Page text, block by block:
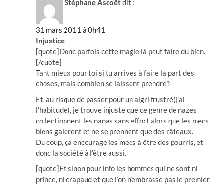
Stéphane Ascoëtdit :
31 mars 2011 à 0h41
Injustice
[quote]Donc parfois cette magie là peut faire du bien.
[/quote]
Tant mieux pour toi si tu arrives à faire la part des
choses, mais combien se laissent prendre?
Et, au risque de passer pour un aigri frustré(j’ai
l’habitude), je trouve injuste que ce genre de nazes
collectionnent les nanas sans effort alors que les mecs
biens galèrent et ne se prennent que des râteaux.
Du coup, ça encourage les mecs à être des pourris, et
donc la société à l’être aussi.
[quote]Et sinon pour info les hommes qui ne sont ni
prince, ni crapaud et que l’on n’embrasse pas le premier